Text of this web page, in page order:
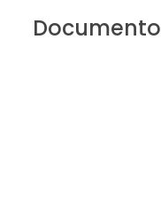
Documento